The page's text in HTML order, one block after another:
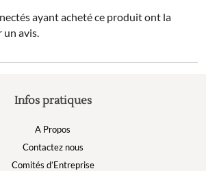
ayant acheté ce produit ont la
un avis.
Infos pratiques
A Propos
Contactez nous
Comités d’Entreprise